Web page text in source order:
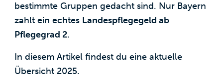
bestimmte Gruppen gedacht sind. Nur Bayern
zahlt ein echtes Landespflegegeld ab
Pflegegrad 2.
In diesem Artikel findest du eine aktuelle
Übersicht 2025.